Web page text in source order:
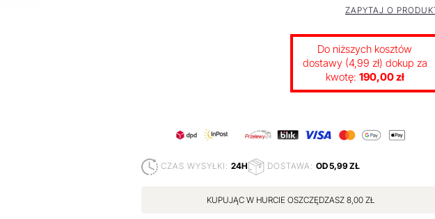
ZAPYTAJ O
Do niższych kosztów
dostawy (4,99 zł) dokup za
kwotę: 190,00 zł
CZAS WYSYŁKI: 24H DOSTAWA: OD 5,99 ZŁ
KUPUJĄC W HURCIE OSZCZĘDZASZ 8,00 ZŁ